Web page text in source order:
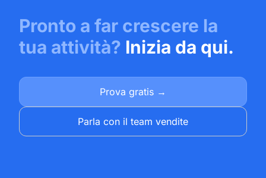
Pronto a far crescere la
tua attività? Inizia da qui.
Prova gratis →
Parla con il team vendite